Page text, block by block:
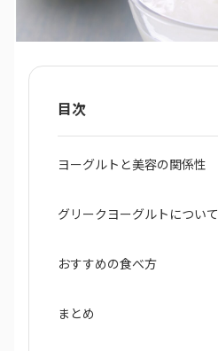
目次
ヨーグルトと美容の関係性
グリークヨーグルトについて
おすすめの食べ方
まとめ